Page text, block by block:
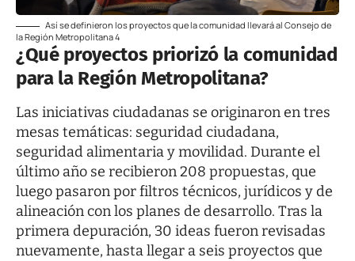
Así se definieron los proyectos que la comunidad llevará al Consejo de
la Región Metropolitana 4
¿Qué proyectos priorizó la comunidad
para la Región Metropolitana?
Las iniciativas ciudadanas se originaron en tres
mesas temáticas: seguridad ciudadana,
seguridad alimentaria y movilidad. Durante el
último año se recibieron 208 propuestas, que
luego pasaron por filtros técnicos, jurídicos y de
alineación con los planes de desarrollo. Tras la
primera depuración, 30 ideas fueron revisadas
nuevamente, hasta llegar a seis proyectos que